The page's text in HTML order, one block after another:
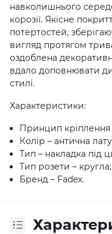
навколишнього
корозії. Якісне
потертостей,
вигляд протягом
оздоблена
вдало доповнювати
стилі.
Характеристики:
Принцип кріплення
Колір – антична
Тип – накладка під
Тип розети – кругла;
Бренд – Fadex.